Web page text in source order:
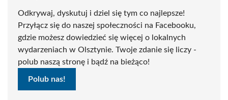
Odkrywaj, dyskutuj i dziel się tym co najlepsze!
Przyłącz się do naszej społeczności na Facebooku,
gdzie możesz dowiedzieć się więcej o lokalnych
wydarzeniach w Olsztynie. Twoje zdanie się liczy -
polub naszą stronę i bądź na bieżąco!
Polub nas!